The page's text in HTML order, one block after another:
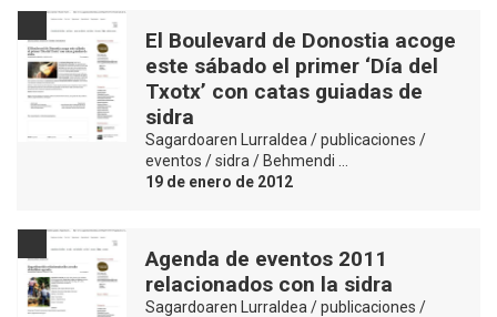
El Boulevard de Donostia acoge
este sábado el primer ‘Día del
Txotx’ con catas guiadas de
sidra
Sagardoaren Lurraldea / publicaciones /
eventos / sidra / Behmendi …
19 de enero de 2012
Agenda de eventos 2011
relacionados con la sidra
Sagardoaren Lurraldea / publicaciones /